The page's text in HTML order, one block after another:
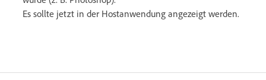
Es sollte jetzt in der Hostanwendung angezeigt werden.